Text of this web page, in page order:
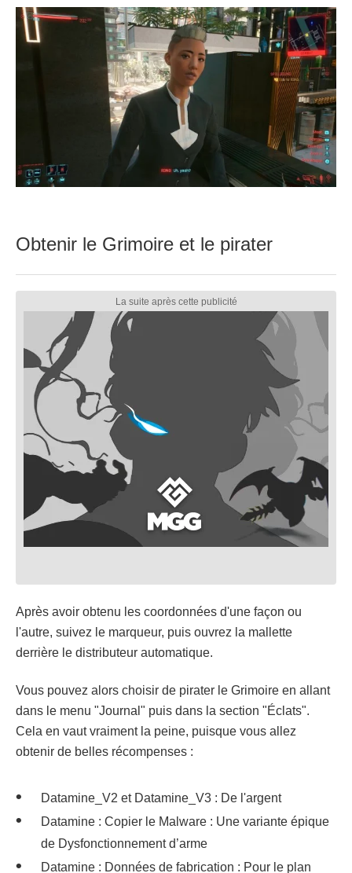
Obtenir le Grimoire et le pirater
Après avoir obtenu les coordonnées d'une façon ou
l'autre, suivez le marqueur, puis ouvrez la mallette
derrière le distributeur automatique.
Vous pouvez alors choisir de pirater le Grimoire en allant
dans le menu "Journal" puis dans la section "Éclats".
Cela en vaut vraiment la peine, puisque vous allez
obtenir de belles récompenses :
Datamine_V2 et Datamine_V3 : De l'argent
Datamine : Copier le Malware : Une variante épique
de Dysfonctionnement d’arme
Datamine : Données de fabrication : Pour le plan